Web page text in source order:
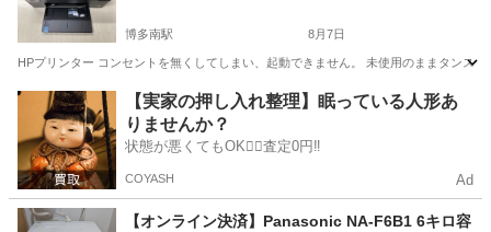
博多南駅 8月7日
HPプリンター コンセントを無くしてしまい、起動できません。 未使用のままタンス
福岡 那珂川市 博多南駅 その他
【実家の押し入れ整理】眠っている人形あ
りませんか？
状態が悪くてもOK🙆‍♀️査定0円‼️
COYASH Ad
【オンライン決済】Panasonic NA-F6B1 6キロ容